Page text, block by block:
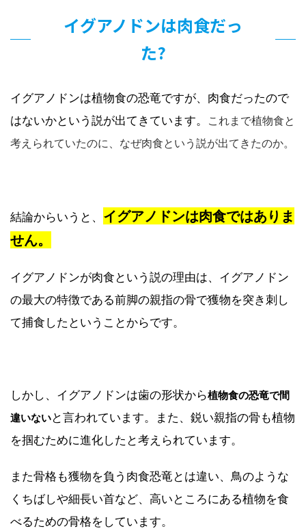
イグアノドンは肉食だっ
た?
イグアノドンは植物食の恐竜ですが、肉食だったので
はないかという説が出てきています。 これまで植物食と
考えられていたのに、なぜ肉食という説が出てきたのか。
結論からいうと、 イグアノドンは肉食ではありま
せん。
イグアノドンが肉食という説の理由は、イグアノドン
の最大の特徴である前脚の親指の骨で獲物を突き刺し
て捕食したということからです。
しかし、イグアノドンは歯の形状から植物食の恐竜で間
違いないと言われています。また、鋭い親指の骨も植物
を掴むために進化したと考えられています。
また骨格も獲物を負う肉食恐竜とは違い、鳥のような
くちばしや細長い首など、高いところにある植物を食
べるための骨格をしています。